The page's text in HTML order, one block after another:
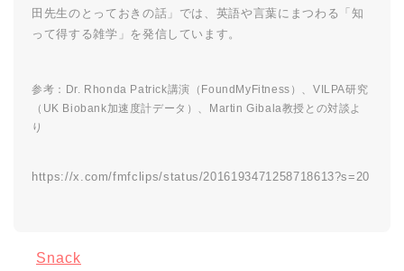
田先生のとっておきの話」では、英語や言葉にまつわる「知
って得する雑学」を発信しています。
参考：Dr. Rhonda Patrick講演（FoundMyFitness）、VILPA研究
（UK Biobank加速度計データ）、Martin Gibala教授との対談よ
り
https://x.com/fmfclips/status/2016193471258718613?s=20
Snack